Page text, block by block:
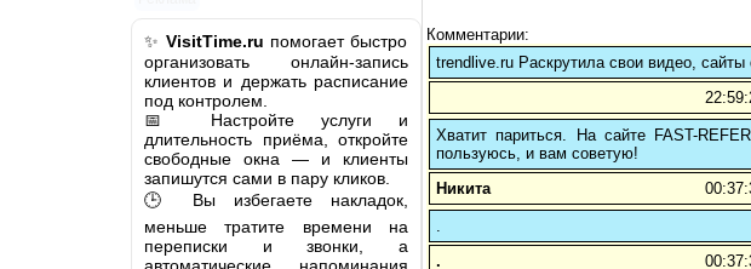
✨ VisitTime.ru помогает быстро
организовать онлайн-запись
клиентов и держать расписание
под контролем.
📅 Настройте услуги и
длительность приёма, откройте
свободные окна — и клиенты
запишутся сами в пару кликов.
🕒 Вы избегаете накладок,
меньше тратите времени на
переписки и звонки, а
автоматические напоминания
Комментарии:
trendlive.ru Раскрутила свои видео,
Хватит париться. На сайте FAST-
пользуюсь, и вам советую!
Никита
.
.